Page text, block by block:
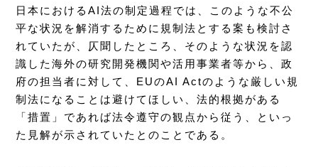
日本におけるAI法の制定過程では、このような不公
平な状況を解消するために規制法とする案も検討さ
れていたが、仄聞したところ、そのような状況を認
識した海外の研究開発機関や活用事業者等から、政
府の担当者に対して、EUのAI Actのような厳しい規
制法になることは避けてほしい、法的根拠がある
「措置」であれば法令遵守の観点から従う、といっ
た見解が示されていたとのことである。